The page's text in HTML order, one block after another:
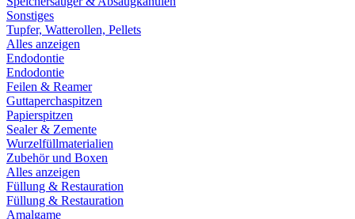
Sonstiges
Tupfer, Watterollen, Pellets
Alles anzeigen
Endodontie
Endodontie
Feilen & Reamer
Guttaperchaspitzen
Papierspitzen
Sealer & Zemente
Wurzelfüllmaterialien
Zubehör und Boxen
Alles anzeigen
Füllung & Restauration
Füllung & Restauration
Amalgame